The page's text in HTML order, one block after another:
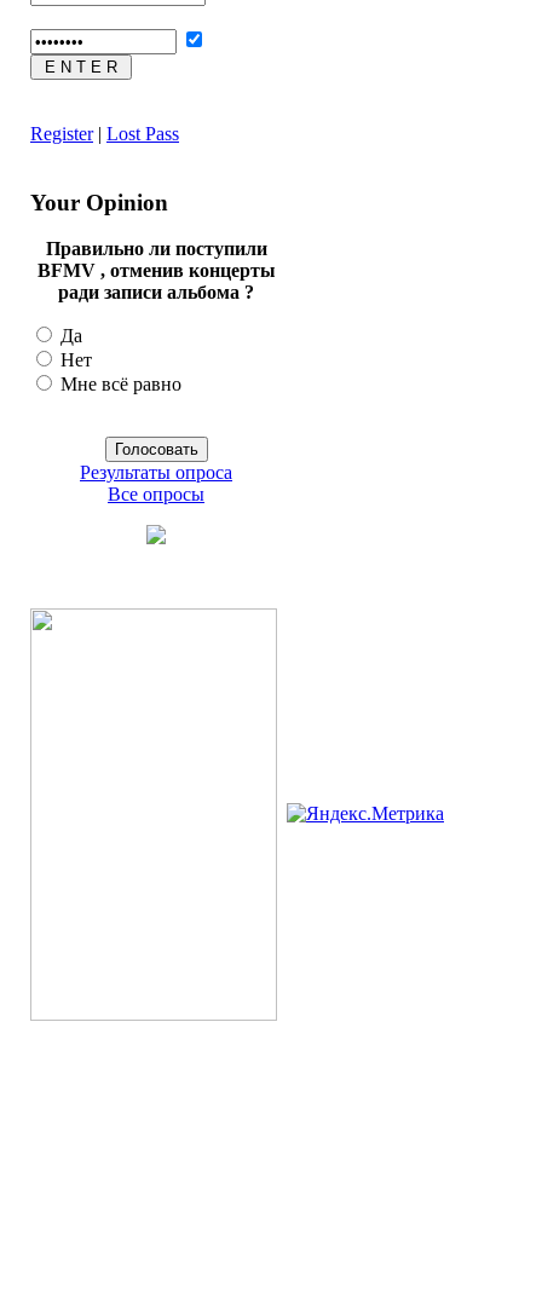
Register| Lost Pass
Your Opinion
Правильно ли поступили
BFMV , отменив концерты
ради записи альбома ?
Да
Нет
Мне всё равно
Результаты опроса
Все опросы